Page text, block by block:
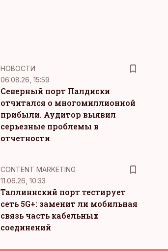
НОВОСТИ
06.08.26, 15:59
Северный порт Палдиски
отчитался о многомиллионной
прибыли. Аудитор выявил
серьезные проблемы в
отчетности
KM
CONTENT MARKETING
11.06.26, 10:33
Таллиннский порт тестирует
сеть 5G+: заменит ли мобильная
связь часть кабельных
соединений